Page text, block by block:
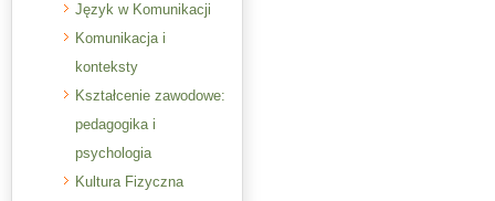
Język w Komunikacji
Komunikacja i
konteksty
Kształcenie zawodowe:
pedagogika i
psychologia
Kultura Fizyczna